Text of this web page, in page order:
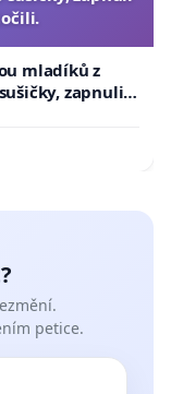
mladíků z
zapnuli ji
petice.